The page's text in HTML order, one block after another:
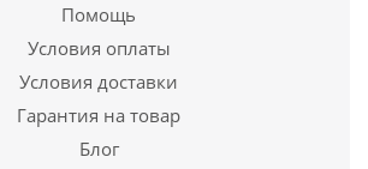
Помощь
Условия оплаты
Условия доставки
Гарантия на товар
Блог